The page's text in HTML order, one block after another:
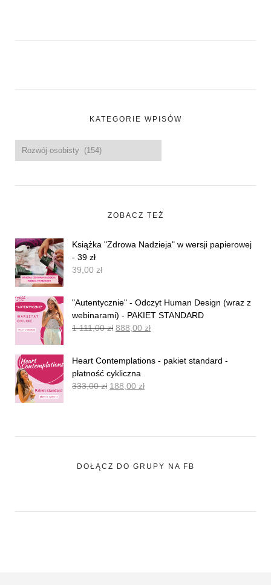
KATEGORIE WPISÓW
ZOBACZ TEŻ
Książka "Zdrowa Nadzieja" w wersji papierowej
- 39 zł
39,00 zł
"Autentycznie" - Odczyt Human Design (wraz z
webinarami) - PAKIET STANDARD
1 111,00zł 888,00 zł
Heart Contemplations - pakiet standard -
płatność cykliczna
333,00zł 188,00 zł
DOŁĄCZ DO GRUPY NA FB